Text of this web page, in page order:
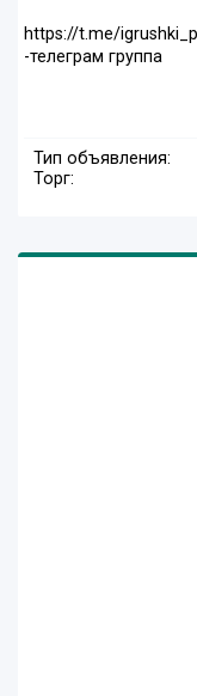
https://t.me/
-телеграм группа
Тип объявления:
Торг: